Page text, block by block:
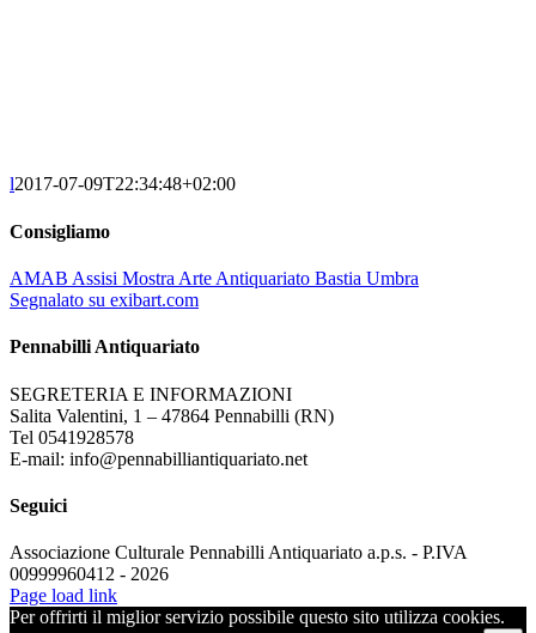
l2017-07-09T22:34:48+02:00
Consigliamo
AMAB Assisi Mostra Arte Antiquariato Bastia Umbra
Segnalato su exibart.com
Pennabilli Antiquariato
SEGRETERIA E INFORMAZIONI
Salita Valentini, 1 – 47864 Pennabilli (RN)
Tel 0541928578
E-mail: info@pennabilliantiquariato.net
Seguici
Associazione Culturale Pennabilli Antiquariato a.p.s. - P.IVA
00999960412 - 2026
Page load link
Per offrirti il miglior servizio possibile questo sito utilizza cookies.